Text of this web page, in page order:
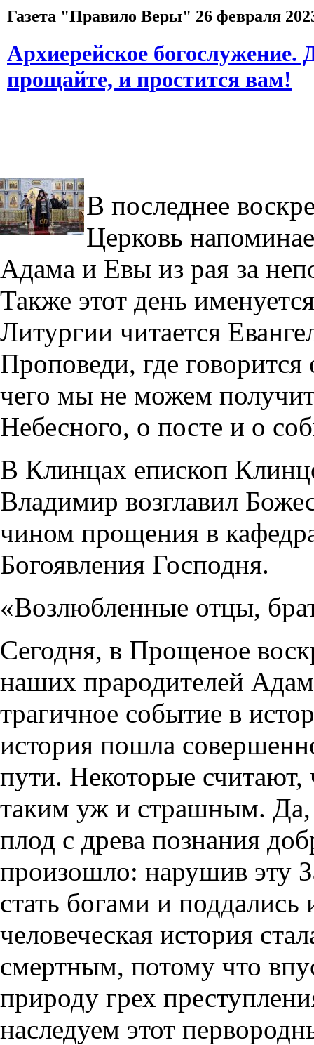
Газета "Правило Веры" 26 февраля
Архиерейское богослужение.
прощайте, и простится вам!
В последнее
Церковь
Адама и Евы из рая за
Также этот день
Литургии читается
Проповеди, где
чего мы не можем
Небесного, о посте и о
В Клинцах епископ
Владимир возглавил
чином прощения в
Богоявления Господня.
«Возлюбленные отцы,
Сегодня, в Прощеное
наших прародителей
трагичное событие в
история пошла
пути. Некоторые считают,
таким уж и страшным. Да,
плод с древа познания
произошло: нарушив эту
стать богами и
человеческая история
смертным, потому что
природу грех
наследуем этот